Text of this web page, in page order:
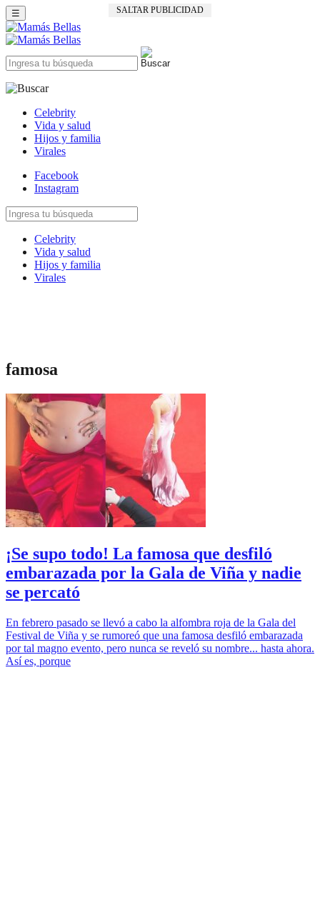
SALTAR PUBLICIDAD
☰
Celebrity
Vida y salud
Hijos y familia
Virales
Facebook
Instagram
Celebrity
Vida y salud
Hijos y familia
Virales
famosa
¡Se supo todo! La famosa que desfiló
embarazada por la Gala de Viña y nadie
se percató
En febrero pasado se llevó a cabo la alfombra roja de la Gala del
Festival de Viña y se rumoreó que una famosa desfiló embarazada
por tal magno evento, pero nunca se reveló su nombre... hasta ahora.
Así es, porque